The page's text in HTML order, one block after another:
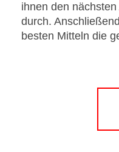
ihnen den
durch.
besten Mitteln die